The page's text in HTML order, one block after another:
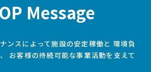
Message
ンスによって施設の安定稼働と 環境負
お客様の持続可能な事業活動を支えて